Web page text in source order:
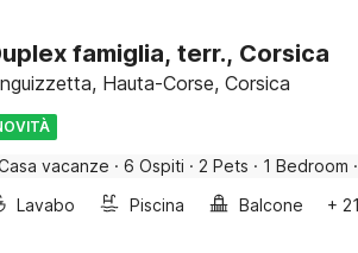
famiglia, terr., Corsica
Hauta-Corse, Corsica
vacanze · 6 Ospiti · 2 Pets · 1 Bedroom ·
Lavabo
Piscina Balcone +